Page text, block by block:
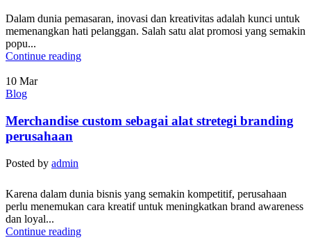
Dalam dunia pemasaran, inovasi dan kreativitas adalah kunci untuk
memenangkan hati pelanggan. Salah satu alat promosi yang semakin
popu...
Continue reading
10 Mar
Blog
Merchandise custom sebagai alat stretegi branding
perusahaan
Posted by admin
Karena dalam dunia bisnis yang semakin kompetitif, perusahaan
perlu menemukan cara kreatif untuk meningkatkan brand awareness
dan loyal...
Continue reading